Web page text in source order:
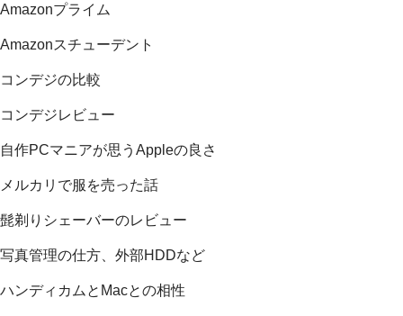
Amazonプライム
Amazonスチューデント
コンデジの比較
コンデジレビュー
自作PCマニアが思うAppleの良さ
メルカリで服を売った話
髭剃りシェーバーのレビュー
写真管理の仕方、外部HDDなど
ハンディカムとMacとの相性